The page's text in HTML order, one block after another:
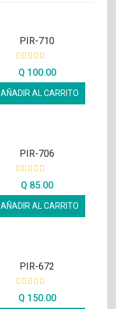
PIR-710
Q 100.00
AÑADIR AL CARRITO
PIR-706
Q 85.00
AÑADIR AL CARRITO
PIR-672
Q 150.00